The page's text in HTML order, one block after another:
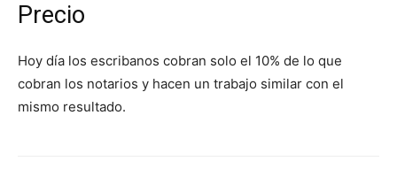
Precio
Hoy día los escribanos cobran solo el 10% de lo que
cobran los notarios y hacen un trabajo similar con el
mismo resultado.